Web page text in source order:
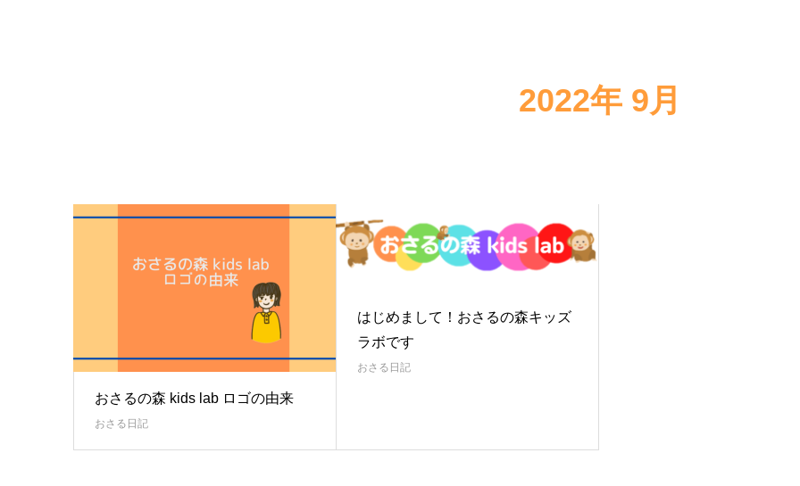
2022年 9月
おさるの森 kids lab ロゴの由来
おさる日記
はじめまして！おさるの森キッズ
ラボです
おさる日記